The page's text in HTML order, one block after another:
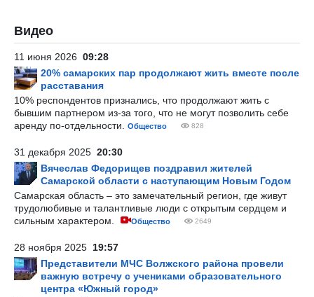
Видео
11 июня 2026 09:28
20% самарских пар продолжают жить вместе после
расставания
10% респондентов признались, что продолжают жить с
бывшим партнером из-за того, что не могут позволить себе
аренду по-отдельности.
Общество 828
31 декабря 2025 20:30
Вячеслав Федорищев поздравил жителей
Самарской области с наступающим Новым Годом
Самарская область – это замечательный регион, где живут
трудолюбивые и талантливые люди с открытым сердцем и
сильным характером.
Общество 2649
28 ноября 2025 19:57
Представители МЧС Волжского района провели
важную встречу с учениками образовательного
центра «Южный город»